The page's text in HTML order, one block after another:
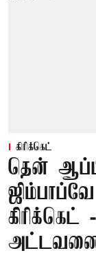
கிரிக்கெட்
தென்